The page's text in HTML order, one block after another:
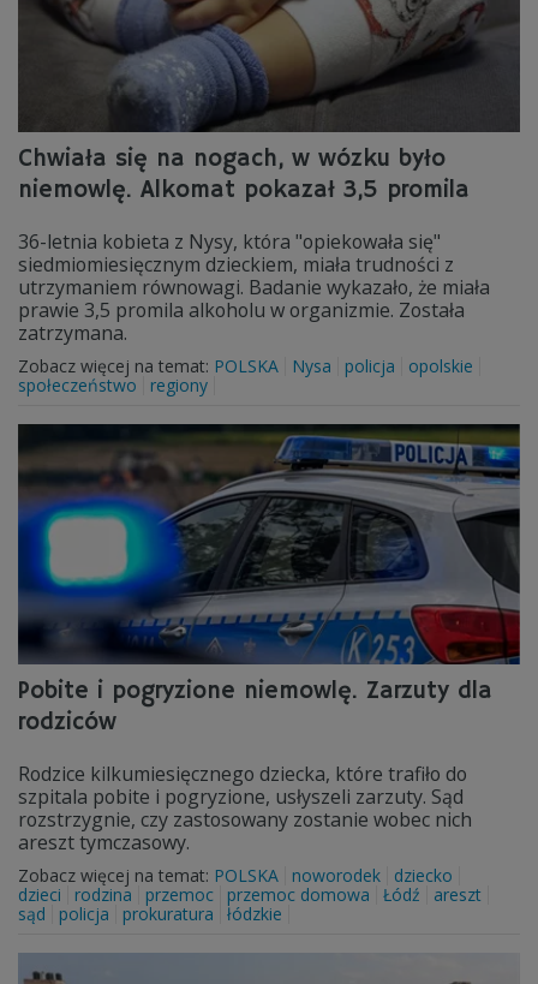
Chwiała się na nogach, w wózku było
niemowlę. Alkomat pokazał 3,5 promila
36-letnia kobieta z Nysy, która "opiekowała się"
siedmiomiesięcznym dzieckiem, miała trudności z
utrzymaniem równowagi. Badanie wykazało, że miała
prawie 3,5 promila alkoholu w organizmie. Została
zatrzymana.
Zobacz więcej na temat: POLSKA Nysa policja
opolskie
społeczeństwo
regiony
Pobite i pogryzione niemowlę. Zarzuty dla
rodziców
Rodzice kilkumiesięcznego dziecka, które trafiło do
szpitala pobite i pogryzione, usłyszeli zarzuty. Sąd
rozstrzygnie, czy zastosowany zostanie wobec nich
areszt tymczasowy.
Zobacz więcej na temat: POLSKA noworodek
dziecko
dzieci
rodzina przemoc przemoc domowa Łódź
areszt
sąd
policja prokuratura łódzkie